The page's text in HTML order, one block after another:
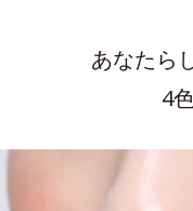
あなたら
4